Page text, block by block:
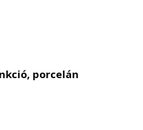
porcelán